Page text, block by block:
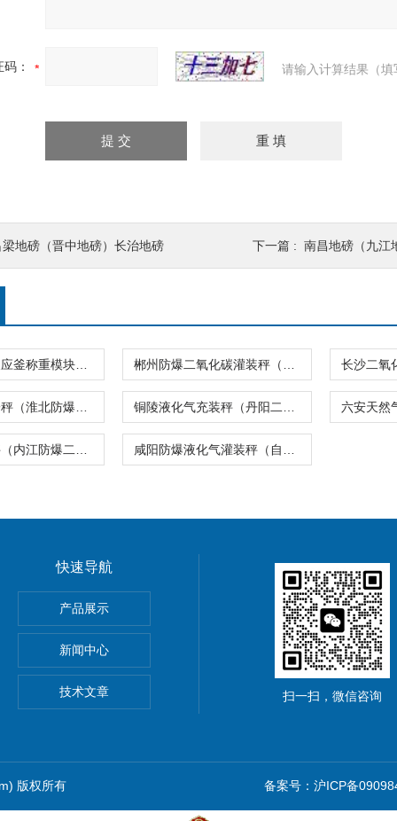
： 请输入计算结果（
梁地磅（晋中地磅）长治地磅 下一篇 : 南昌地磅（九江
电子秤价钱,15KG电子称报价
电子秤价钱,30KG电子称报价
、常州10吨行车电子吊秤、金坛15吨电子吊钩秤厂价优惠
快速导航
产品展示
新闻中心
技术文章 扫一扫，微信咨询
版权所有 备案号：沪ICP备